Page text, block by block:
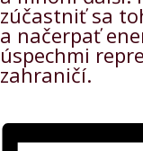
zúčastniť sa
a načerpať
úspechmi
zahraničí.